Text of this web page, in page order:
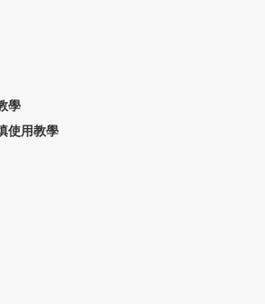
學
使用教學